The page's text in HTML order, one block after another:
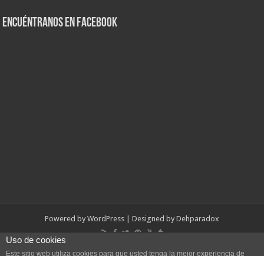
Encuéntranos en Facebook
Powered by WordPress | Designed by Dehparadox
Uso de cookies
Este sitio web utiliza cookies para que usted tenga la mejor experiencia de